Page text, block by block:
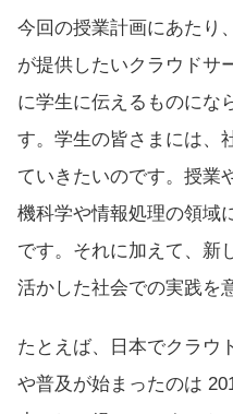
今回の授業計画にあたり
が提供したいクラウドサ
に学生に伝えるものにな
す。学生の皆さまには、
ていきたいのです。授業
機科学や情報処理の領域
です。それに加えて、新
活かした社会での実践を
たとえば、日本でクラウ
や普及が始まったのは